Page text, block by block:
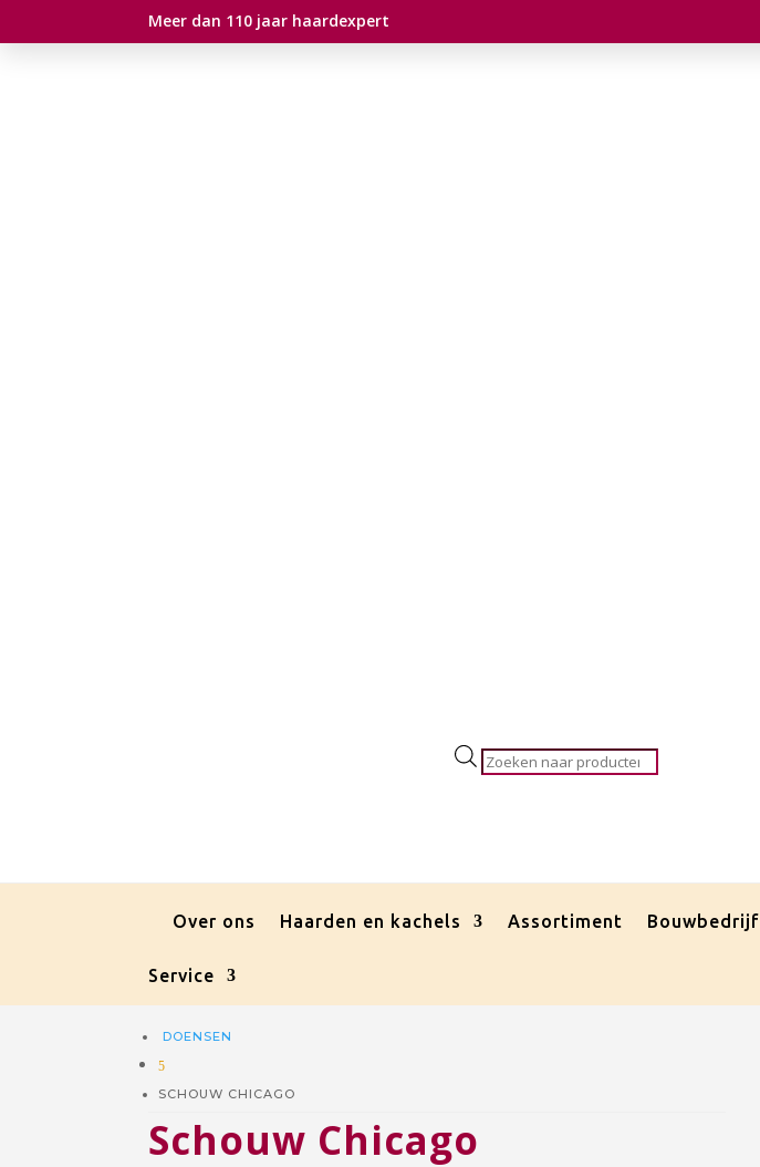
Meer dan 110 jaar haardexpert
Producten
zoeken
Over ons Haarden en kachels Assortiment Bouwbedrijf
Service
DOENSEN
5
SCHOUW CHICAGO
Schouw Chicago